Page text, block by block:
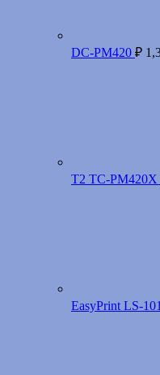
DC-PM420 ₽
T2 TC-
EasyPrint LS-